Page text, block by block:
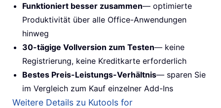
Funktioniert besser zusammen— optimierte
Produktivität über alle Office-Anwendungen
hinweg
30-tägige Vollversion zum Testen— keine
Registrierung, keine Kreditkarte erforderlich
Bestes Preis-Leistungs-Verhältnis— sparen Sie
im Vergleich zum Kauf einzelner Add-Ins
Weitere Details zu Kutools for